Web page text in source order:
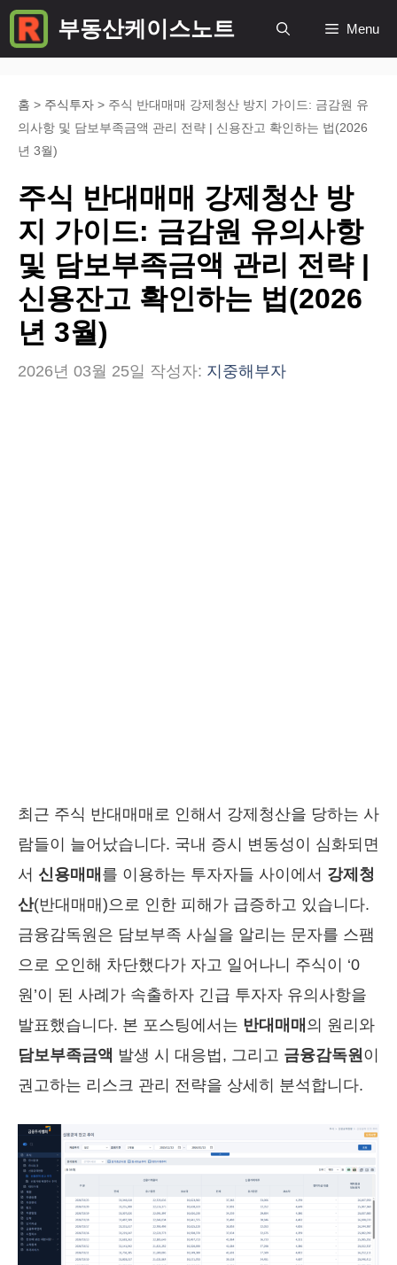
컨
텐
부동산케이스노트 Menu
홈 > 주식투자 > 주식 반대매매 강제청산 방지 가이드: 금감원 유
의사항 및 담보부족금액 관리 전략 | 신용잔고 확인하는 법(2026
년 3월)
주식 반대매매 강제청산 방
지 가이드: 금감원 유의사항
및 담보부족금액 관리 전략 |
신용잔고 확인하는 법(2026
년 3월)
2026년 03월 25일 작성자: 지중해부자
최근 주식 반대매매로 인해서 강제청산을 당하는 사
람들이 늘어났습니다. 국내 증시 변동성이 심화되면
서 신용매매 를 이용하는 투자자들 사이에서 강제청
산(반대매매)으로 인한 피해가 급증하고 있습니다.
금융감독원은 담보부족 사실을 알리는 문자를 스팸
으로 오인해 차단했다가 자고 일어나니 주식이 ‘0
원’이 된 사례가 속출하자 긴급 투자자 유의사항을
발표했습니다. 본 포스팅에서는 반대매매 의 원리와
담보부족금액 발생 시 대응법, 그리고 금융감독원 이
권고하는 리스크 관리 전략을 상세히 분석합니다.